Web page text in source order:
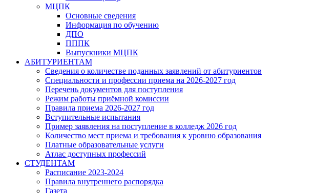
МЦПК
Основные сведения
Информация по обучению
ДПО
ПППК
Выпускники МЦПК
АБИТУРИЕНТАМ
Сведения о количестве поданных заявлений от абитуриентов
Специальности и профессии приема на 2026-2027 год
Перечень документов для поступления
Режим работы приёмной комиссии
Правила приема 2026-2027 год
Вступительные испытания
Пример заявления на поступление в колледж 2026 год
Количество мест приема и требования к уровню образования
Платные образовательные услуги
Атлас доступных профессий
СТУДЕНТАМ
Расписание 2023-2024
Правила внутреннего распорядка
Газета